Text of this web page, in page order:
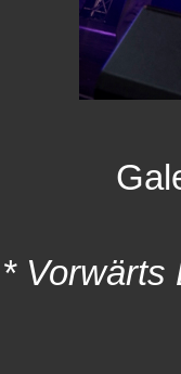
* Vorwärts